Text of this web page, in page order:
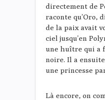
directement de
raconte qu’Oro,
de la paix avait
ciel jusqu’en
une huître qui a
noire. Il a
une princesse
Là encore, on